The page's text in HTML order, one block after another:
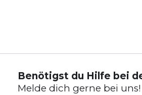
Benötigst du Hilfe bei
Melde dich gerne bei uns!